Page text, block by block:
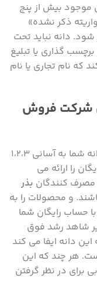
موجود بیش از پنج
ذکر نشده»
دانه نباید تحت
گذاری یا تبلیغ
که نام تجاری یا نام
شرکت فروش
و فروش آنلاین دانه شما به آسانی ۱،۲،۳
را ارائه می
مصرف کنندگان بذر
و محصولات را به
با حساب رایگان شما
شاهد رشد فوق
دانه ایفا می کند
هر چند که این
برای در نظر گرفتن